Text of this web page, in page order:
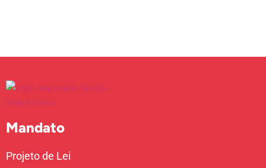
Mandato
Projeto de Lei